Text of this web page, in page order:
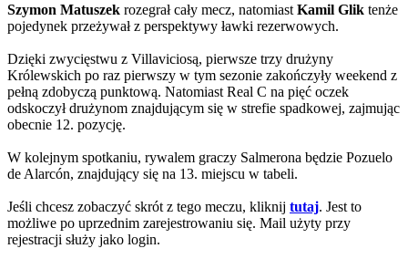
Szymon Matuszek rozegrał cały mecz, natomiast Kamil Glik tenże
pojedynek przeżywał z perspektywy ławki rezerwowych.
Dzięki zwycięstwu z Villaviciosą, pierwsze trzy drużyny
Królewskich po raz pierwszy w tym sezonie zakończyły weekend z
pełną zdobyczą punktową. Natomiast Real C na pięć oczek
odskoczył drużynom znajdującym się w strefie spadkowej, zajmując
obecnie 12. pozycję.
W kolejnym spotkaniu, rywalem graczy Salmerona będzie Pozuelo
de Alarcón, znajdujący się na 13. miejscu w tabeli.
Jeśli chcesz zobaczyć skrót z tego meczu, kliknij tutaj. Jest to
możliwe po uprzednim zarejestrowaniu się. Mail użyty przy
rejestracji służy jako login.